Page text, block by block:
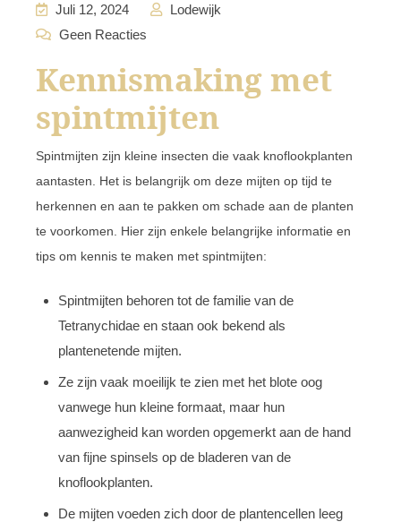
Juli 12, 2024
Lodewijk
Geen Reacties
Kennismaking met
spintmijten
Spintmijten zijn kleine insecten die vaak knoflookplanten
aantasten. Het is belangrijk om deze mijten op tijd te
herkennen en aan te pakken om schade aan de planten
te voorkomen. Hier zijn enkele belangrijke informatie en
tips om kennis te maken met spintmijten:
Spintmijten behoren tot de familie van de
Tetranychidae en staan ook bekend als
plantenetende mijten.
Ze zijn vaak moeilijk te zien met het blote oog
vanwege hun kleine formaat, maar hun
aanwezigheid kan worden opgemerkt aan de hand
van fijne spinsels op de bladeren van de
knoflookplanten.
De mijten voeden zich door de plantencellen leeg